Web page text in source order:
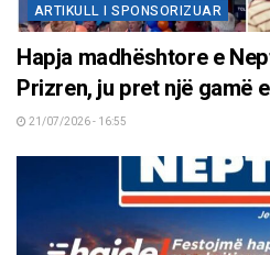
ARTIKULL I SPONSORIZUAR
Hapja madhështore e
Prizren, ju pret një gamë
21/07/2026 - 16:55